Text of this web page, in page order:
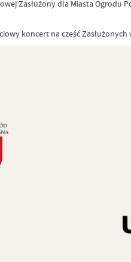
Zasłużony dla Miasta Ogrodu
koncert na cześć